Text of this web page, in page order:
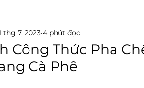
Công Thức Pha
Cà Phê
thg 7, 2023 4 phút đọc